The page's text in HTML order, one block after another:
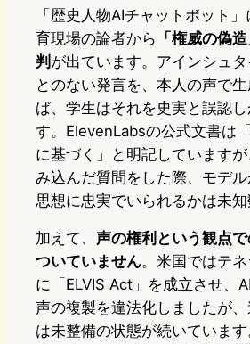
「歴史人物AIチャットボット
育現場の論者から 「権威の偽
判 が出ています。アインシュ
とのない発言を、本人の声で生
ば、学生はそれを史実と誤認
す。ElevenLabsの公式文書は
に基づく」と明記しています
み込んだ質問をした際、モデ
思想に忠実でいられるかは未知
加えて、 声の権利という観点
ついていません。米国ではテ
に「ELVIS Act」を成立させ、
声の複製を違法化しましたが
は未整備の状態が続いていま